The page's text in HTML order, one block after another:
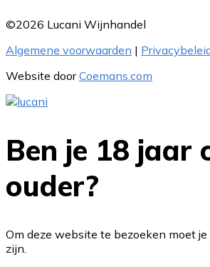
©2026 Lucani Wijnhandel
Algemene voorwaarden |
Website doorCoemans.com
Ben je 18 jaar
ouder?
Om deze website te bezoeken moet je
zijn.